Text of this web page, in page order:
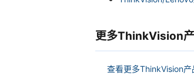
更多ThinkVision
查看更多ThinkVision产